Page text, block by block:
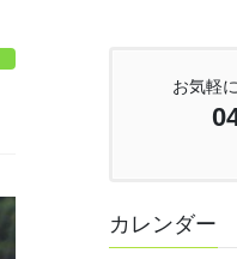
お気軽
カレンダー